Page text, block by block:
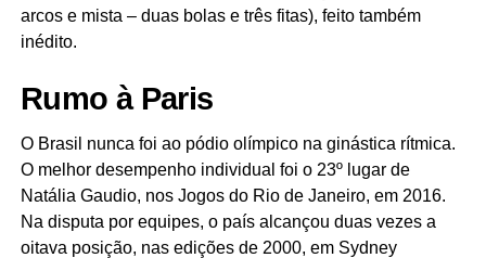
arcos e mista – duas bolas e três fitas), feito também
inédito.
Rumo à Paris
O Brasil nunca foi ao pódio olímpico na ginástica rítmica.
O melhor desempenho individual foi o 23º lugar de
Natália Gaudio, nos Jogos do Rio de Janeiro, em 2016.
Na disputa por equipes, o país alcançou duas vezes a
oitava posição, nas edições de 2000, em Sydney